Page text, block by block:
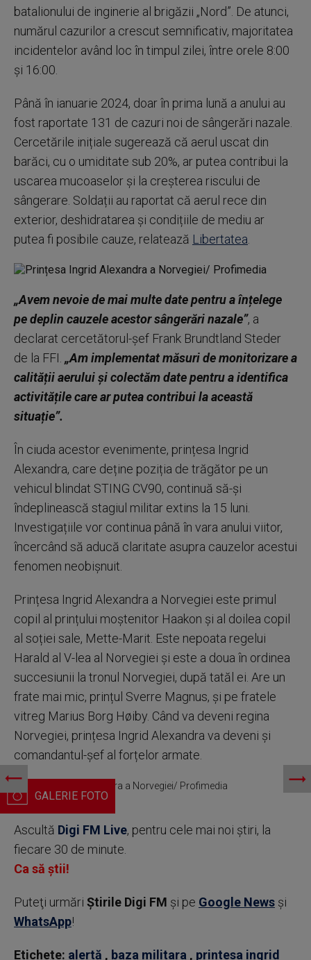
batalionului de inginerie al brigăzii „Nord”. De atunci,
numărul cazurilor a crescut semnificativ, majoritatea
incidentelor având loc în timpul zilei, între orele 8:00
și 16:00.
Până în ianuarie 2024, doar în prima lună a anului au
fost raportate 131 de cazuri noi de sângerări nazale.
Cercetările inițiale sugerează că aerul uscat din
barăci, cu o umiditate sub 20%, ar putea contribui la
uscarea mucoaselor și la creșterea riscului de
sângerare. Soldații au raportat că aerul rece din
exterior, deshidratarea și condițiile de mediu ar
putea fi posibile cauze, relatează Libertatea
„Avem nevoie de mai multe date pentru a înțelege
pe deplin cauzele acestor sângerări nazale”, a
declarat cercetătorul-șef Frank Brundtland Steder
de la FFI. „Am implementat măsuri de monitorizare a
calității aerului și colectăm date pentru a identifica
activitățile care ar putea contribui la această
situație”.
În ciuda acestor evenimente, prințesa Ingrid
Alexandra, care deține poziția de trăgător pe un
vehicul blindat STING CV90, continuă să-și
îndeplinească stagiul militar extins la 15 luni.
Investigațiile vor continua până în vara anului viitor,
încercând să aducă claritate asupra cauzelor acestui
fenomen neobișnuit.
Prințesa Ingrid Alexandra a Norvegiei este primul
copil al prințului moștenitor Haakon și al doilea copil
al soției sale, Mette-Marit. Este nepoata regelui
Harald al V-lea al Norvegiei și este a doua în ordinea
succesiunii la tronul Norvegiei, după tatăl ei. Are un
frate mai mic, prințul Sverre Magnus, și pe fratele
vitreg Marius Borg Høiby. Când va deveni regina
Norvegiei, prințesa Ingrid Alexandra va deveni și
comandantul-șef al forțelor armate.
Prințesa Ingrid Alexandra a Norvegiei/ Profimedia
Ascultă Digi FM Live, pentru cele mai noi știri, la
fiecare 30 de minute.
Ca să știi!
Puteţi urmări Știrile Digi FM şi pe Google News şi
WhatsApp!
Etichete: alertă , baza militara , printesa ingrid